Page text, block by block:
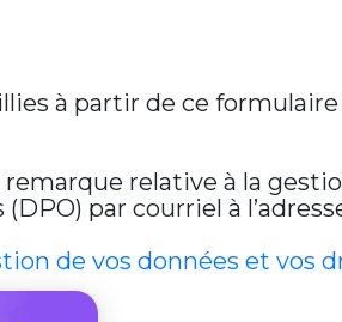
à partir de ce
relative à la
par courriel à
de vos données et vos